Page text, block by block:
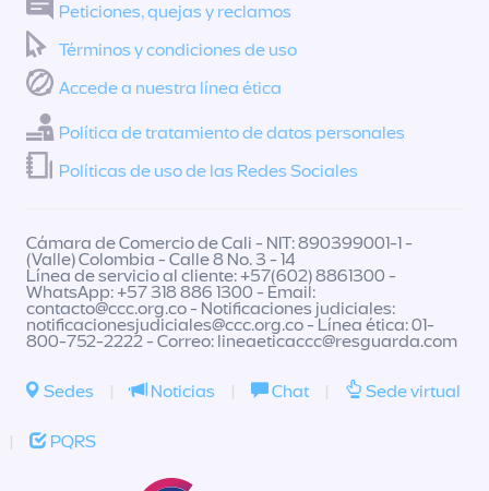
Peticiones, quejas y reclamos
Términos y condiciones de uso
Accede a nuestra línea ética
Política de tratamiento de datos personales
Políticas de uso de las Redes Sociales
Cámara de Comercio de Cali - NIT: 890399001-1 -
(Valle) Colombia - Calle 8 No. 3 - 14
Línea de servicio al cliente: +57(602) 8861300 -
WhatsApp: +57 318 886 1300 - Email:
contacto@ccc.org.co- Notificaciones judiciales:
notificacionesjudiciales@ccc.org.co- Línea ética: 01-
800-752-2222 - Correo: lineaeticaccc@resguarda.com
Sedes | Noticias | Chat | Sede virtual
| PQRS